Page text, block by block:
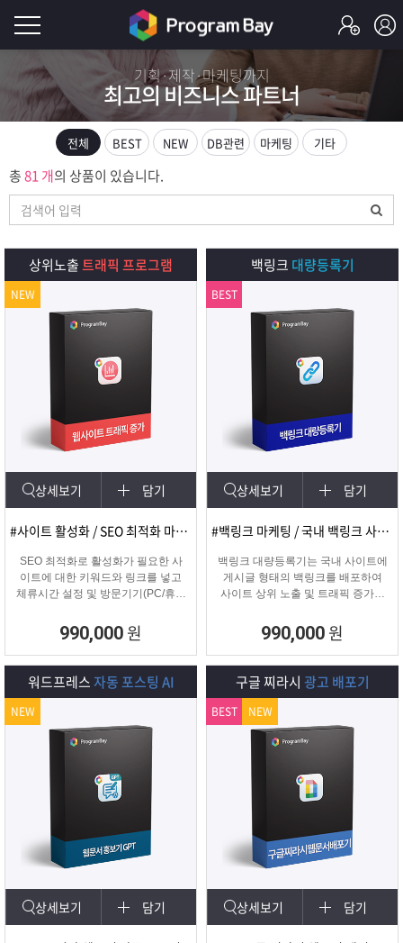
기획·제작·마케팅까지
최고의 비즈니스 파트너
그
이
요
합
그
원
가
Q&A
프
로
이
는?
프
구
매
로
그
램
상
품
문
의
객
센
터
마
이
페
이
지
파
트
너
전체 BEST NEW DB관련 마케팅 기타
총81 개의 상품이 있습니다.
상위노출트래픽 프로그램
상세보기 담기
#사이트 활성화 / SEO 최적화 마케팅
SEO 최적화로 활성화가 필요한 사
이트에 대한 키워드와 링크를 넣고
체류시간 설정 및 방문기기(PC/휴대
록시) 타입을 선택하여 실제 방문 유
입을 일으키는 효과로 사이트를 활성
화하는 프로그램
990,000 원
NEW
백링크 대량등록기
상세보기 담기
#백링크 마케팅 / 국내 백링크 사이트 생성
백링크 대량등록기는 국내 사이트에
게시글 형태의 백링크를 배포하여
사이트 상위 노출 및 트래픽 증가에
990,000 원
BEST
워드프레스자동 포스팅 AI
상세보기 담기
NEW
구글 찌라시 광고 배포기
상세보기 담기
BEST NEW